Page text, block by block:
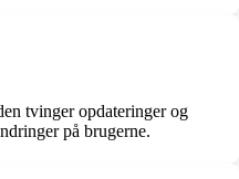
tvinger opdateringer og
på brugerne.